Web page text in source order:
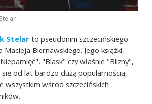
Stelar to pseudonim szczecińskiego
Macieja Biernawskiego. Jego książki,
"Blask" czy właśnie "Blizny",
się od lat bardzo dużą popularnością,
wszystkim wśród szczecińskich